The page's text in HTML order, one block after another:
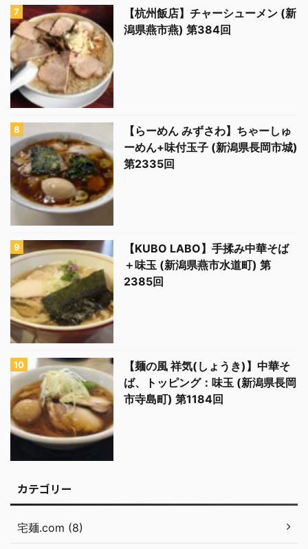
【杭州飯店】チャーシューメン (新
潟県燕市燕) 第384回
【らーめん みずさわ】ちゃーしゅ
ーめん+味付玉子 (新潟県長岡市城)
第2335回
【KUBO LABO】手揉み中華そば
＋味玉 (新潟県燕市水道町) 第
2385回
【麺の風 祥気(しょうき)】中華そ
ば、トッピング：味玉 (新潟県長岡
市寺島町) 第1184回
カテゴリー
宅麺.com (8)